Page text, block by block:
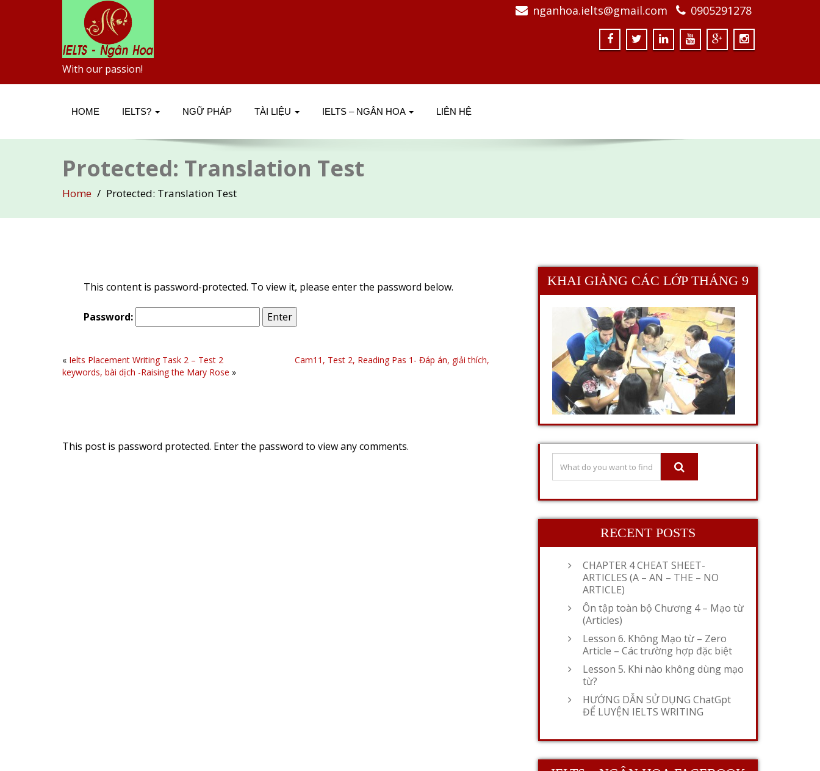
With our passion!
nganhoa.ielts@gmail.com 0905291278
HOME IELTS? NGỮ PHÁP TÀI LIỆU IELTS – NGÂN HOA LIÊN HỆ
Protected: Translation Test
Home Protected: Translation Test
This content is password-protected. To view it, please enter the password below.
Password:
« Ielts Placement Writing Task 2 – Test 2
Cam11, Test 2, Reading Pas 1- Đáp án, giải thích,
keywords, bài dịch -Raising the Mary Rose »
This post is password protected. Enter the password to view any comments.
KHAI GIẢNG CÁC LỚP THÁNG 9
RECENT POSTS
CHAPTER 4 CHEAT SHEET-
ARTICLES (A – AN – THE – NO
ARTICLE)
Ôn tập toàn bộ Chương 4 – Mạo từ
(Articles)
Lesson 6. Không Mạo từ – Zero
Article – Các trường hợp đặc biệt
Lesson 5. Khi nào không dùng mạo
từ?
HƯỚNG DẪN SỬ DỤNG ChatGpt
ĐỂ LUYỆN IELTS WRITING